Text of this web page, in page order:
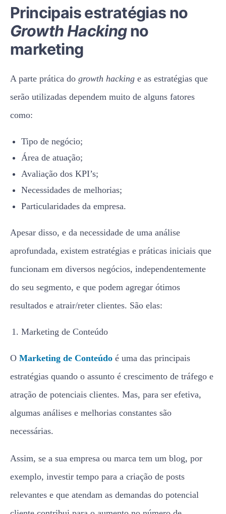
Principais estratégias no
Growth Hackingno
marketing
A parte prática do growth hacking e as estratégias que
serão utilizadas dependem muito de alguns fatores
como:
Tipo de negócio;
Área de atuação;
Avaliação dos KPI’s;
Necessidades de melhorias;
Particularidades da empresa.
Apesar disso, e da necessidade de uma análise
aprofundada, existem estratégias e práticas iniciais que
funcionam em diversos negócios, independentemente
do seu segmento, e que podem agregar ótimos
resultados e atrair/reter clientes. São elas:
Marketing de Conteúdo
O Marketing de Conteúdo é uma das principais
estratégias quando o assunto é crescimento de tráfego e
atração de potenciais clientes. Mas, para ser efetiva,
algumas análises e melhorias constantes são
necessárias.
Assim, se a sua empresa ou marca tem um blog, por
exemplo, investir tempo para a criação de posts
relevantes e que atendam as demandas do potencial